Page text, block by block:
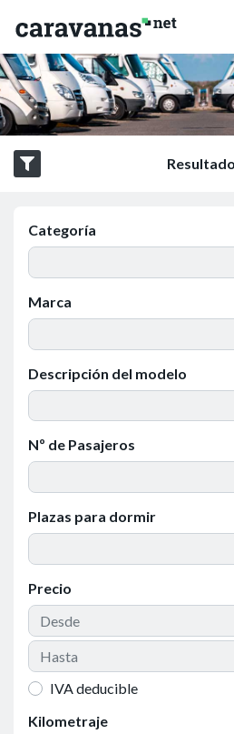
Categoría
Marca
Descripción del modelo
Nº de Pasajeros
Plazas para dormir
Precio
IVA deducible
Kilometraje